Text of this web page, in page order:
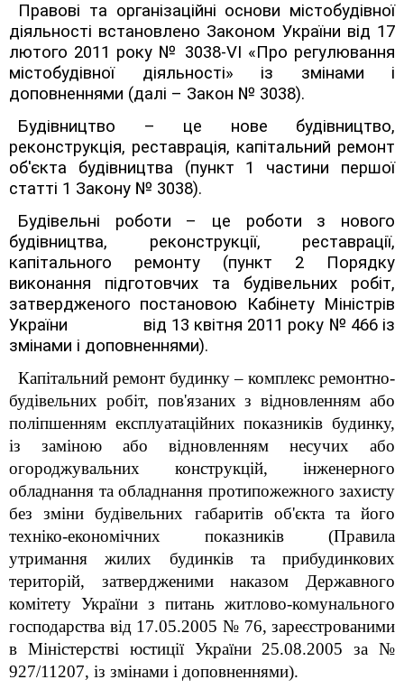
Правові та організаційні основи містобудівної
діяльності встановлено Законом України від 17
лютого 2011 року № 3038-VI «Про регулювання
містобудівної діяльності» із змінами і
доповненнями (далі – Закон № 3038).
Будівництво – це нове будівництво,
реконструкція, реставрація, капітальний ремонт
об'єкта будівництва (пункт 1 частини першої
статті 1 Закону № 3038).
Будівельні роботи – це роботи з нового
будівництва, реконструкції, реставрації,
капітального ремонту (пункт 2 Порядку
виконання підготовчих та будівельних робіт,
затвердженого постановою Кабінету Міністрів
України
від 13 квітня 2011 року № 466 із
змінами і доповненнями).
Капітальний ремонт будинку – комплекс ремонтно-
будівельних робіт, пов'язаних з відновленням або
поліпшенням експлуатаційних показників будинку,
із заміною або відновленням несучих або
огороджувальних конструкцій, інженерного
обладнання та обладнання протипожежного захисту
без зміни будівельних габаритів об'єкта та його
техніко-економічних показників (Правила
утримання жилих будинків та прибудинкових
територій, затвердженими наказом Державного
комітету України з питань житлово-комунального
господарства від 17.05.2005 № 76, зареєстрованими
в Міністерстві юстиції України 25.08.2005 за №
927/11207, із змінами і доповненнями).